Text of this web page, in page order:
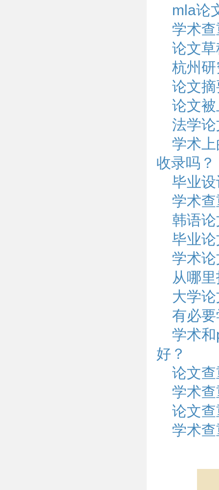
mla论
学术
论文
杭州
论文
论文
法学
学术
收录吗？
毕业
学术
韩语
毕业
学术
从哪
大学
有必
学术
好？
论文
学术
论文
学术